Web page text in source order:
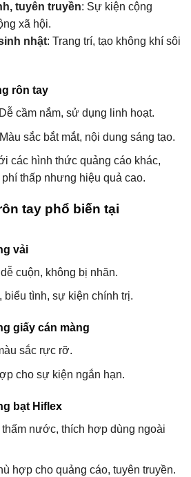
tuyên truyền: Sự kiện cộng
xã hội.
nhật: Trang trí, tạo không khí sôi
rôn tay
cầm nắm, sử dụng linh hoạt.
sắc bắt mắt, nội dung sáng tạo.
các hình thức quảng cáo khác,
thấp nhưng hiệu quả cao.
tay phổ biến tại
vải
cuộn, không bị nhăn.
biểu tình, sự kiện chính trị.
giấy cán màng
sắc rực rỡ.
cho sự kiện ngắn hạn.
bạt Hiflex
nước, thích hợp dùng ngoài
hợp cho quảng cáo, tuyên truyền.